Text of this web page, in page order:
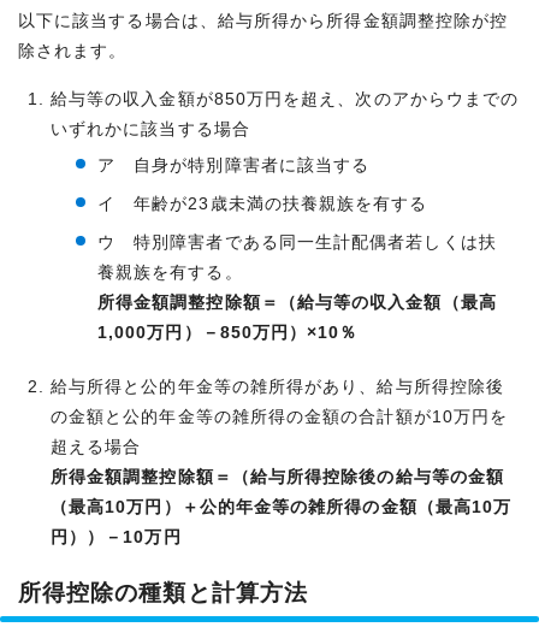
以下に該当する場合は、給与所得から所得金額調整控除が控
除されます。
給与等の収入金額が850万円を超え、次のアからウまでの
いずれかに該当する場合
ア 自身が特別障害者に該当する
イ 年齢が23歳未満の扶養親族を有する
ウ 特別障害者である同一生計配偶者若しくは扶
養親族を有する。
所得金額調整控除額＝（給与等の収入金額（最高
1,000万円）－850万円）×10％
給与所得と公的年金等の雑所得があり、給与所得控除後
の金額と公的年金等の雑所得の金額の合計額が10万円を
超える場合
所得金額調整控除額＝（給与所得控除後の給与等の金額
（最高10万円）＋公的年金等の雑所得の金額（最高10万
円））－10万円
所得控除の種類と計算方法